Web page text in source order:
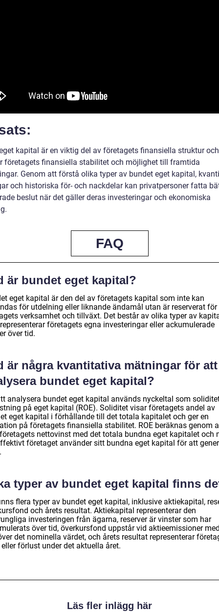
kapital är en viktig del av företagets finansiella struktur och
företagets finansiella stabilitet och möjlighet till framtida
Genom att förstå olika typer av bundet eget kapital,
och historiska för- och nackdelar kan privatpersoner fatta
beslut när det gäller deras investeringar och ekonomiska
FAQ
är bundet eget kapital?
eget kapital är den del av företagets kapital som inte kan
för utdelning eller liknande ändamål utan är reserverat för
verksamhet och tillväxt. Det består av olika typer av
företagets egna investeringar eller ackumulerade
över tid.
är några kvantitativa mätningar för att
bundet eget kapital?
analysera bundet eget kapital används nyckeltal som
på eget kapital (ROE). Soliditet visar företagets andel av
eget kapital i förhållande till det totala kapitalet och ger en
på företagets finansiella stabilitet. ROE beräknas genom
nettovinst med det totala bundna eget kapitalet och
företaget använder sitt bundna eget kapital för att
typer av bundet eget kapital finns
flera typer av bundet eget kapital, inklusive aktiekapital,
och årets resultat. Aktiekapital representerar den
investeringen från ägarna, reserver är vinster som har
över tid, överkursfond uppstår vid aktieemissioner
det nominella värdet, och årets resultat representerar
förlust under det aktuella året.
Läs fler inlägg här